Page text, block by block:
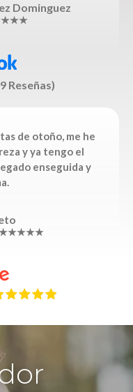
Dominguez
Reseñas)
de otoño, me he
y ya tengo el
enseguida y
★★★★★